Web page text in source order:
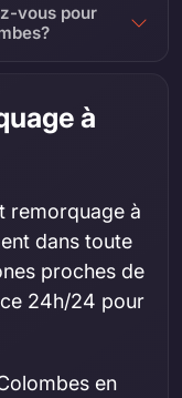
vous pour
à
remorquage à
dans toute
proches de
24h/24 pour
en